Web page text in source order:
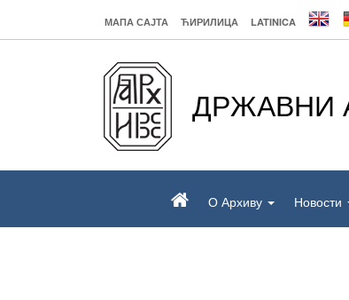
МАПА САЈТА ЋИРИЛИЦА LATINICA
ДРЖАВНИ
О Архиву Новости